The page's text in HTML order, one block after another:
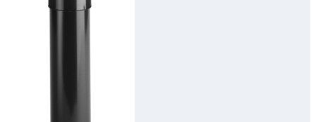
Downloads